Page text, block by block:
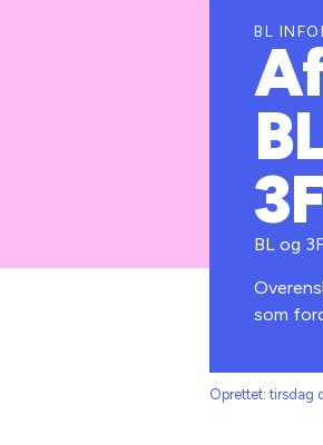
BL
BL og
som
Oprettet: tirsdag